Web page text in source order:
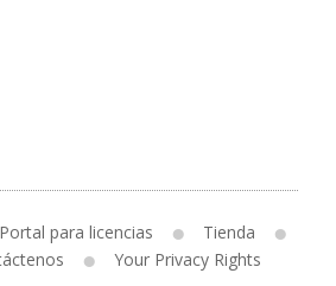
Portal para licencias
Tienda
Your Privacy Rights